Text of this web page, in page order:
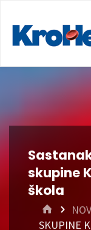
skupine
škola
HOME
SKUPINE